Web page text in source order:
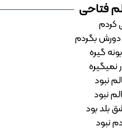
فتاحی
کردم
دورش بگردم
گیره
نمیگیره
نبود
نبود
بلد بود
نبود